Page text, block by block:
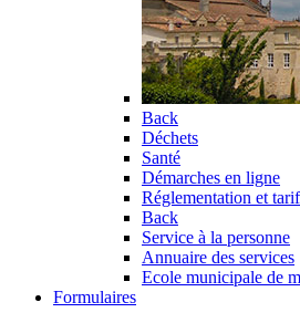
Back
Déchets
Santé
Démarches en ligne
Réglementation et
Back
Service à la personne
Annuaire des services
Ecole municipale de
Formulaires